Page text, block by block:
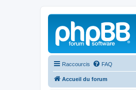
Raccourcis FAQ
Accueil du forum